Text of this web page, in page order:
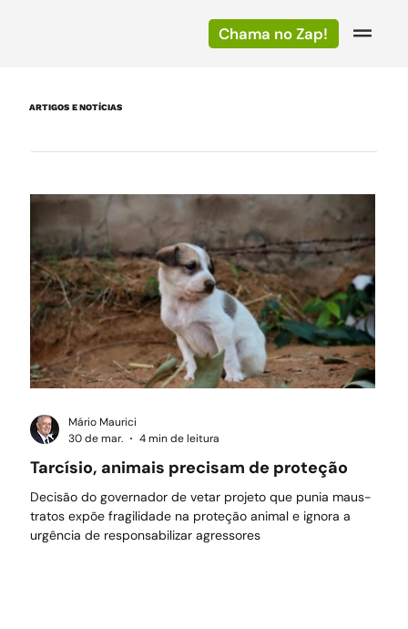
Chama no Zap!
ARTIGOS E NOTÍCIAS
Tarcísio, animais precisam de proteção
Decisão do governador de vetar projeto que punia maus-
tratos expõe fragilidade na proteção animal e ignora a
urgência de responsabilizar agressores
Mário Maurici
30 de mar.
4 min de leitura